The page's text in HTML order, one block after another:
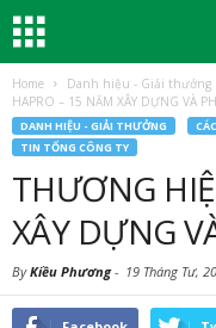
Home Danh hiệu - Giải thưởng
HAPRO – 15 NĂM XÂY DỰNG VÀ
DANH HIỆU - GIẢI THƯỞNG
TIN TỔNG CÔNG TY
THƯƠNG
XÂY DỰNG
ByKiều Phương- 19 Tháng Tư,